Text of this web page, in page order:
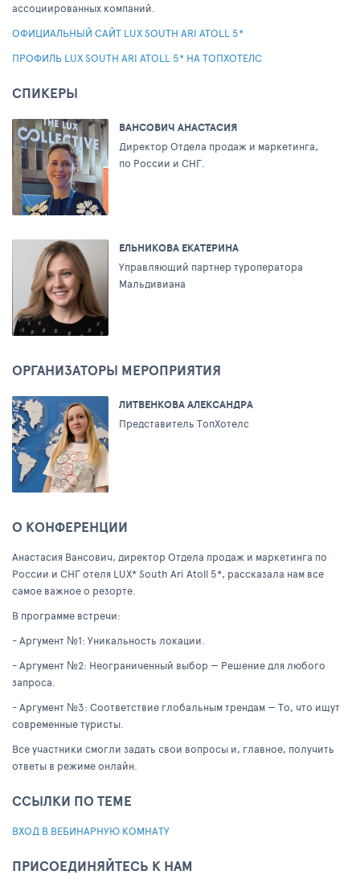
ассоциированных компаний.
ОФИЦИАЛЬНЫЙ САЙТ LUX SOUTH ARI ATOLL 5*
ПРОФИЛЬ LUX SOUTH ARI ATOLL 5* НА ТОПХОТЕЛС
СПИКЕРЫ
ВАНСОВИЧ АНАСТАСИЯ
Директор Отдела продаж и маркетинга,
по России и СНГ.
ЕЛЬНИКОВА ЕКАТЕРИНА
Управляющий партнер туроператора
Мальдивиана
ОРГАНИЗАТОРЫ МЕРОПРИЯТИЯ
ЛИТВЕНКОВА АЛЕКСАНДРА
Представитель ТопХотелс
О КОНФЕРЕНЦИИ
Анастасия Вансович, директор Отдела продаж и маркетинга по
России и СНГ отеля LUX* South Ari Atoll 5*, рассказала нам все
самое важное о резорте.
В программе встречи:
- Аргумент №1: Уникальность локации.
- Аргумент №2: Неограниченный выбор — Решение для любого
запроса.
- Аргумент №3: Соответствие глобальным трендам — То, что ищут
современные туристы.
Все участники смогли задать свои вопросы и, главное, получить
ответы в режиме онлайн.
ССЫЛКИ ПО ТЕМЕ
ВХОД В ВЕБИНАРНУЮ КОМНАТУ
ПРИСОЕДИНЯЙТЕСЬ К НАМ